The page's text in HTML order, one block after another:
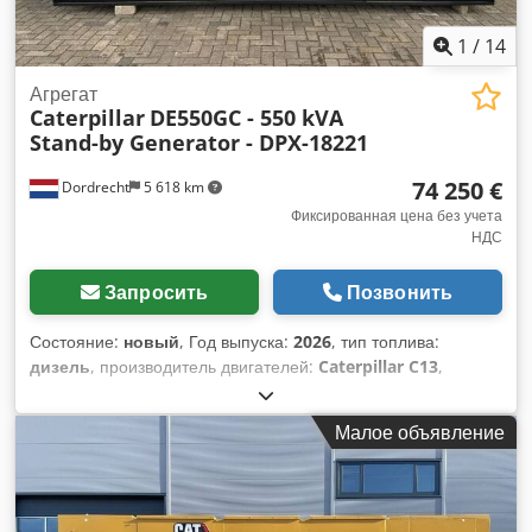
1 / 14
Dordrecht 5 618 km
Агрегат
Caterpillar DE550GC - 550 kVA
Stand-by Generator - DPX-18221
74 250 €
Фиксированная цена без учета
НДС
Запросить Позвонить
Состояние: новый, Год выпуска: 2026, тип топлива:
дизель, производитель двигателей: Caterpillar C13,
Назначение: строительство. Собственный вес: 3886 кг.
Мощность генератора: 550 кВА. Размеры грузового отсека:
477 x 163 x 236 см. Наличие маркировки CE: да. Условия
поставки: EXW. Объем водяного бака: 721 л. Страна
производства: Китай. Для получения дополнительной
информации обращайтесь в команду DPX. =
Малое объявление